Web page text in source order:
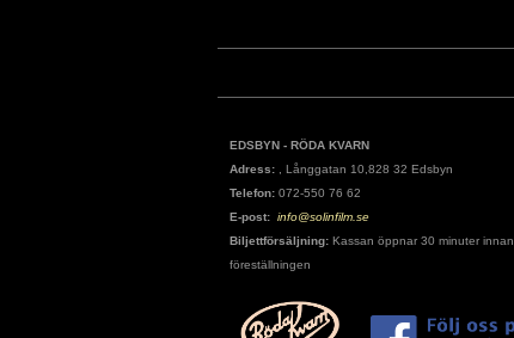
EDSBYN - RÖDA KVARN
Adress:
, Långgatan 10,828 32 Edsbyn
Telefon: 072-550 76 62
E-post: info@solinfilm.se
Biljettförsäljning: Kassan öppnar 30 minuter innan
föreställningen